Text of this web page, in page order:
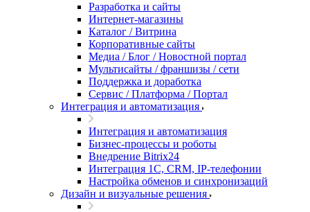
Разработка и сайты
Интернет-магазины
Каталог / Витрина
Корпоративные сайты
Медиа / Блог / Новостной портал
Мультисайты / франшизы / сети
Поддержка и доработка
Сервис / Платформа / Портал
Интеграция и автоматизация
Интеграция и автоматизация
Бизнес-процессы и роботы
Внедрение Bitrix24
Интеграция 1С, CRM, IP-телефонии
Настройка обменов и синхронизаций
Дизайн и визуальные решения